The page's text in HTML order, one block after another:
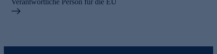
Verantwortliche Person für die EU